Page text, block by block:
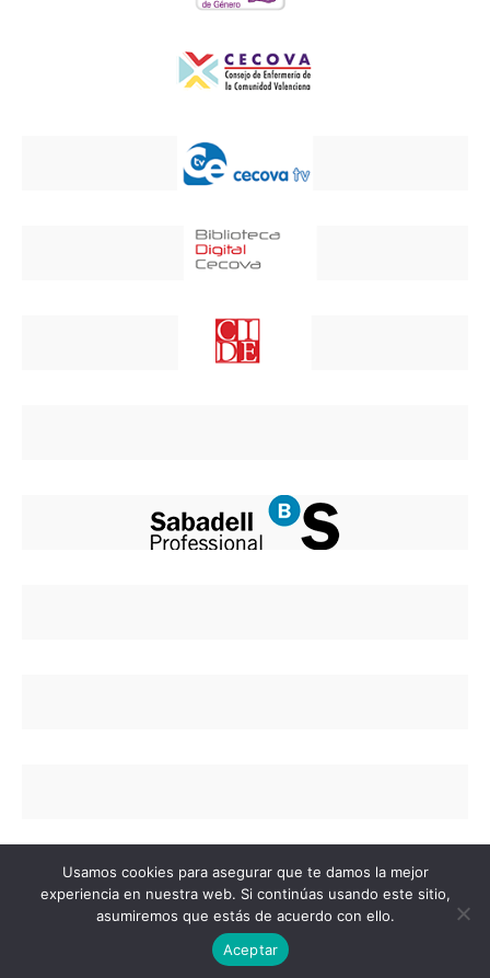
Copyright © 2020 Colegio de Enfermería de
Quiénes somos
Usamos cookies para asegurar que te damos la mejor
experiencia en nuestra web. Si continúas usando este sitio,
asumiremos que estás de acuerdo con ello.
Aceptar